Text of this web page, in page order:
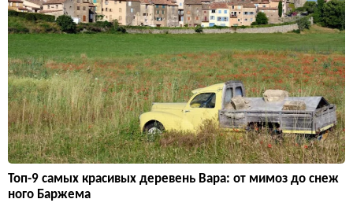
Топ-9 самых красивых деревень Вара: от мимоз до снеж
ного Баржема